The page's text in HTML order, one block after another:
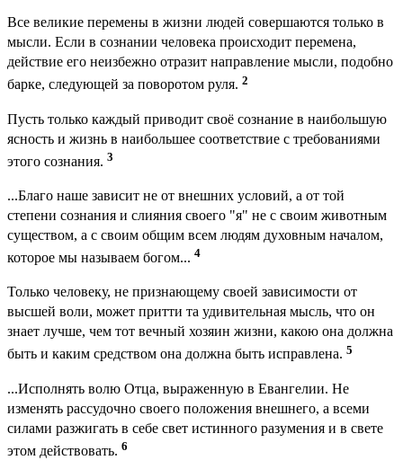
Все великие перемены в жизни людей совершаются только в
мысли. Если в сознании человека происходит перемена,
действие его неизбежно отразит направление мысли, подобно
барке, следующей за поворотом руля. 2
Пусть только каждый приводит своё сознание в наибольшую
ясность и жизнь в наибольшее соответствие с требованиями
этого сознания. 3
...Благо наше зависит не от внешних условий, а от той
степени сознания и слияния своего "я" не с своим животным
существом, а с своим общим всем людям духовным началом,
которое мы называем богом... 4
Только человеку, не признающему своей зависимости от
высшей воли, может притти та удивительная мысль, что он
знает лучше, чем тот вечный хозяин жизни, какою она должна
быть и каким средством она должна быть исправлена. 5
...Исполнять волю Отца, выраженную в Евангелии. Не
изменять рассудочно своего положения внешнего, а всеми
силами разжигать в себе свет истинного разумения и в свете
этом действовать. 6